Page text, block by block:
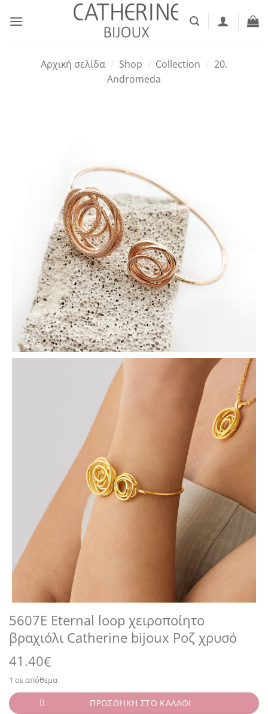
στο
Αρχική σελίδα / Shop / Collection / 20.
Andromeda
5607E Eternal loop χειροποίητο
βραχιόλι Catherine bijoux Ροζ χρυσό
41.40€
1 σε απόθεμα
ΠΡΟΣΘΗΚΗ ΣΤΟ ΚΑΛΑΘΙ